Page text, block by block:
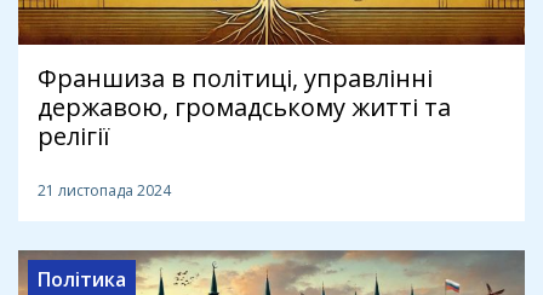
Франшиза в політиці, управлінні
державою, громадському житті та
релігії
21 листопада 2024
Політика